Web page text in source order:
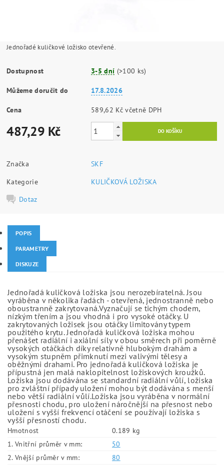
Jednořadé kuličkové ložisko otevřené.
Dostupnost 3-5 dní (>100 ks)
Můžeme doručit do 17.8.2026
Cena 589,62 Kč včetně DPH
487,29 Kč
Značka
SKF
Kategorie
KULIČKOVÁ LOŽISKA
Dotaz
POPIS
PARAMETRY
DISKUZE
Jednořadá kuličková ložiska jsou nerozebíratelná. Jsou
vyráběna v několika řadách - otevřená, jednostranně nebo
oboustranně zakrytovaná.Vyznačují se tichým chodem,
nízkým třením a jsou vhodná i pro vysoké otáčky. U
zakrytovaných ložisek jsou otáčky limitovány typem
použitého krytu. Jednořadá kuličková ložiska mohou
přenášet radiální i axiální síly v obou směrech při poměrně
vysokých otáčkách díky relativně hlubokým drahám a
vysokým stupněm přimknutí mezi valivými tělesy a
oběžnými drahami. Pro jednořadá kuličková ložiska je
přípustná jen malá naklopitelnost ložiskových kroužků.
Ložiska jsou dodávána se standardní radiální vůlí, ložiska
pro zvláštní případy uložení mohou být dodávána s menší
nebo větší radiální vůlí.Ložiska jsou vyráběna v normální
přesnosti chodu, pro uložení náročnější na přesnost nebo
uložení s vyšší frekvencí otáčení se používají ložiska s
vyšší přesností chodu.
Hmotnost
0.189 kg
1. Vnitřní průměr v mm:
50
2. Vnější průměr v mm:
80